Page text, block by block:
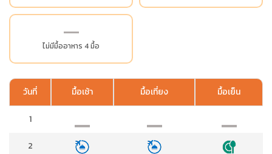
ไม่มีมื้ออาหาร 4 มื้อ
วันที่ มื้อเช้า มื้อเที่ยง มื้อเย็น
1
2